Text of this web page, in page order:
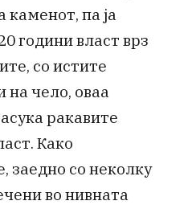
каменот, па ја
години власт врз
со истите
на чело, оваа
ракавите
Како
заедно со неколку
во нивната